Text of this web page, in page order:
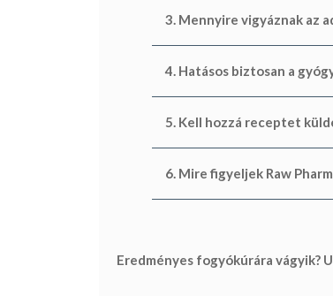
3. Mennyire vigyáznak az
4. Hatásos biztosan a
5. Kell hozzá receptet
6. Mire figyeljek Raw
Eredményes fogyókúrára vágyik?